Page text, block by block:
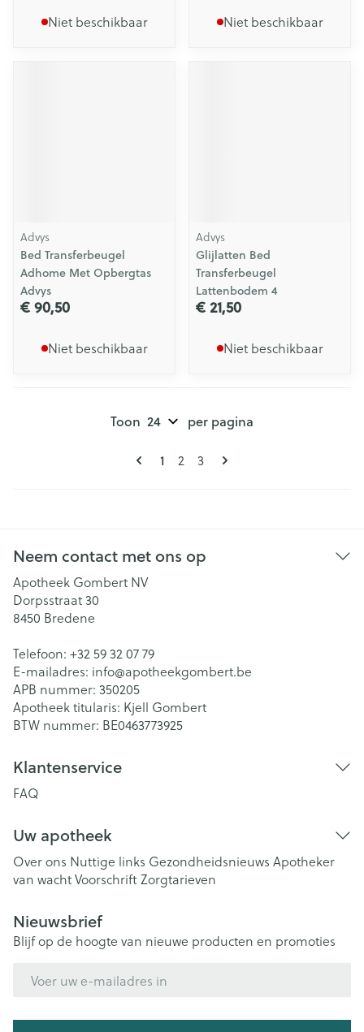
Niet beschikbaar Niet beschikbaar
Advys
Bed Transferbeugel
Adhome Met Opbergtas
Advys
€ 90,50
Niet beschikbaar
Advys
Glijlatten Bed
Transferbeugel
Lattenbodem 4
€ 21,50
Niet beschikbaar
Pagina's
U lees momenteel pagina
1 Pagina
2 Pagina
3
Toon per pagina
Neem contact met ons op
Apotheek Gombert NV
Dorpsstraat 30
8450 Bredene
Telefoon: +32 59 32 07 79
E-mailadres: info@apotheekgombert.be
APB nummer: 350205
Apotheek titularis: Kjell Gombert
BTW nummer: BE0463773925
Klantenservice
FAQ
Uw apotheek
Over ons Nuttige links Gezondheidsnieuws Apotheker
van wachtVoorschriftZorgtarieven
Nieuwsbrief
Blijf op de hoogte van nieuwe producten en promoties